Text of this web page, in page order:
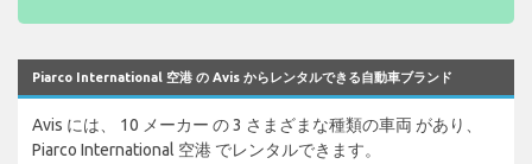
Piarco International 空港 の Avis からレンタルできる自動車ブランド
Avis には、 10 メーカー の 3 さまざまな種類の車両 があり、
Piarco International 空港 でレンタルできます。